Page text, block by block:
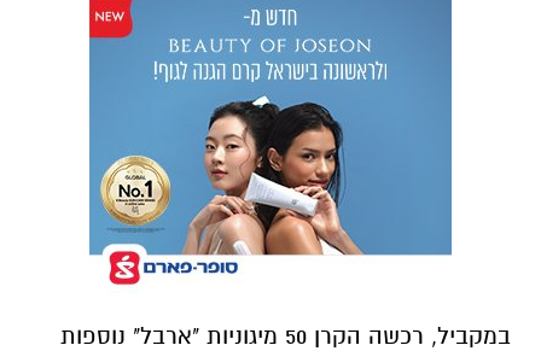
במקביל, רכשה הקרן 50 מיגוניות "ארבל" נוספות